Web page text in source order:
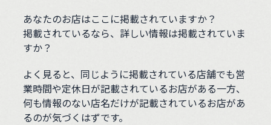
あなたのお店はここに掲載されていますか？
掲載されているなら、詳しい情報は掲載されていま
すか？
よく見ると、同じように掲載されている店舗でも営
業時間や定休日が記載されているお店がある一方、
何も情報のない店名だけが記載されているお店があ
るのが気づくはずです。